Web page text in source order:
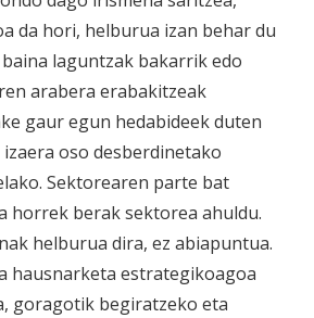
da hori, helburua izan behar du
laguntzak bakarrik edo
arabera erabakitzeak
gaur egun hedabideek duten
oso desberdinetako
Sektorearen parte bat
horrek berak sektorea ahuldu.
helburua dira, ez abiapuntua.
hausnarketa estrategikoagoa
goragotik begiratzeko eta